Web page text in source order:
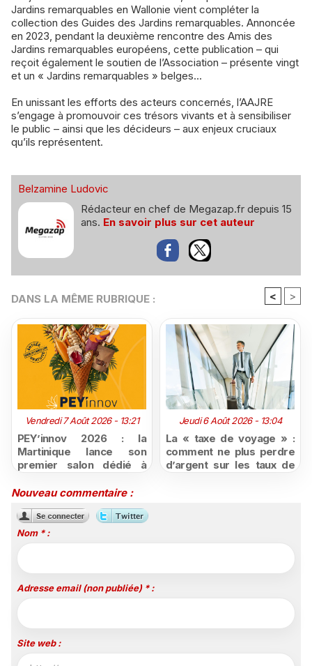
Jardins remarquables en Wallonie vient compléter la
collection des Guides des Jardins remarquables. Annoncée
en 2023, pendant la deuxième rencontre des Amis des
Jardins remarquables européens, cette publication – qui
reçoit également le soutien de l’Association – présente vingt
et un « Jardins remarquables » belges...
En unissant les efforts des acteurs concernés, l’AAJRE
s’engage à promouvoir ces trésors vivants et à sensibiliser
le public – ainsi que les décideurs – aux enjeux cruciaux
qu’ils représentent.
Belzamine Ludovic
Rédacteur en chef de Megazap.fr depuis 15
ans. En savoir plus sur cet auteur
DANS LA MÊME RUBRIQUE : < >
Vendredi 7 Août 2026 - 13:21
PEY’innov 2026 : la
Martinique lance son
premier salon dédié à
agroalimentaire
Jeudi 6 Août 2026 - 13:04
La « taxe de voyage » :
comment ne plus perdre
d’argent sur les taux de
Nouveau commentaire :
Nom * :
Adresse email (non publiée) * :
Site web :